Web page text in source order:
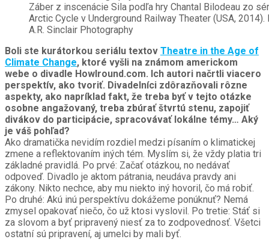
Záber z inscenácie Sila podľa hry Chantal Bilodeau zo
Arctic Cycle v Underground Railway Theater (USA, 2014).
A.R. Sinclair Photography
Boli ste kurátorkou seriálu textov Theatre in the Age of
Climate Change, ktoré vyšli na známom americkom
webe o divadle Howlround.com. Ich autori načrtli viacero
perspektív, ako tvoriť. Divadelníci zdôrazňovali rôzne
aspekty, ako napríklad fakt, že treba byť v tejto otázke
osobne angažovaný, treba zbúrať štvrtú stenu, zapojiť
divákov do participácie, spracovávať lokálne témy… Aký
je váš pohľad?
Ako dramatička nevidím rozdiel medzi písaním o klimatickej
zmene a reflektovaním iných tém. Myslím si, že vždy platia tri
základné pravidlá. Po prvé: Začať otázkou, no nedávať
odpoveď. Divadlo je aktom pátrania, neudáva pravdy ani
zákony. Nikto nechce, aby mu niekto iný hovoril, čo má robiť.
Po druhé: Akú inú perspektívu dokážeme ponúknuť? Nemá
zmysel opakovať niečo, čo už ktosi vyslovil. Po tretie: Stáť si
za slovom a byť pripravený niesť za to zodpovednosť. Všetci
ostatní sú pripravení, aj umelci by mali byť.